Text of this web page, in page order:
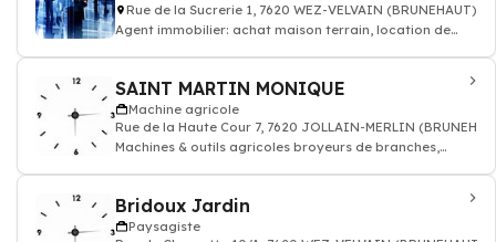
Rue de la Sucrerie 1, 7620 WEZ-VELVAIN (BRUNEHAUT)
Agent immobilier: achat maison terrain, location de
SAINT MARTIN MONIQUE
Machine agricole
Rue de la Haute Cour 7, 7620 JOLLAIN-MERLIN
Machines & outils agricoles broyeurs de branches,
Bridoux Jardin
Paysagiste